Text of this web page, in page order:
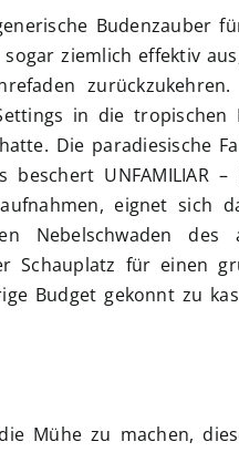
Budenzauber
ziemlich effektiv
in die tropischen
Die paradiesische
UNFAMILIAR –
eignet sich
Nebelschwaden des
Schauplatz für einen
Budget gekonnt zu
Mühe zu machen,